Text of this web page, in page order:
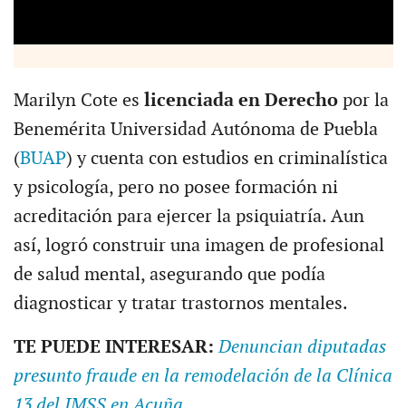
Marilyn Cote es licenciada en Derechopor la
Benemérita Universidad Autónoma de Puebla
(BUAP) y cuenta con estudios en criminalística
y psicología, pero no posee formación ni
acreditación para ejercer la psiquiatría. Aun
así, logró construir una imagen de profesional
de salud mental, asegurando que podía
diagnosticar y tratar trastornos mentales.
TE PUEDE INTERESAR:Denuncian diputadas
presunto fraude en la remodelación de la Clínica